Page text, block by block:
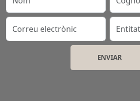
Correu electrònic Entitat